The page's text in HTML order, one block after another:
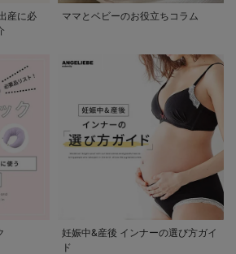
産に必
ママとベビーのお役立ちコラム
妊娠中&産後 インナーの選び方ガイ
ド